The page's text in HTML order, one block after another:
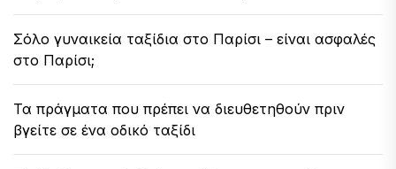
Σόλο γυναικεία ταξίδια στο Παρίσι – είναι ασφαλές
στο Παρίσι;
Τα πράγματα που πρέπει να διευθετηθούν πριν
βγείτε σε ένα οδικό ταξίδι